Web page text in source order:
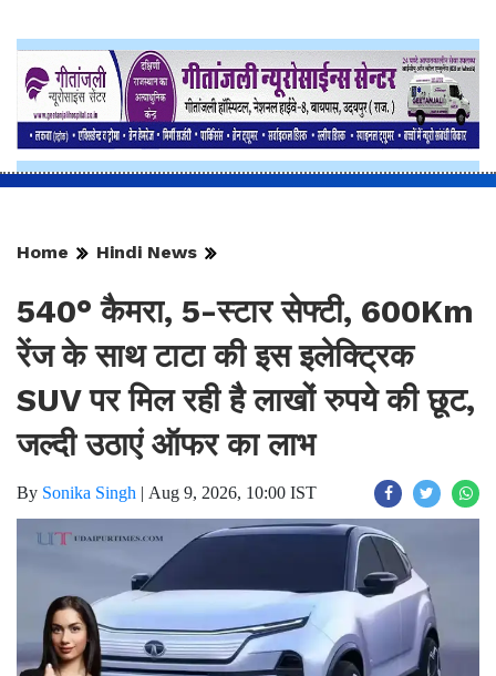
Home Hindi News
540° कैमरा, 5-स्टार सेफ्टी, 600Km
रेंज के साथ टाटा की इस इलेक्ट्रिक
SUV पर मिल रही है लाखों रुपये की छूट,
जल्दी उठाएं ऑफर का लाभ
By Sonika Singh | Aug 9, 2026, 10:00 IST